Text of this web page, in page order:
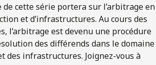
de cette série portera sur l’arbitrage en
et d’infrastructures. Au cours des
l’arbitrage est devenu une procédure
des différends dans le domaine
des infrastructures. Joignez-vous à